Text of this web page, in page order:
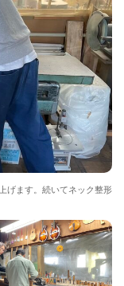
げます。続いてネック整形